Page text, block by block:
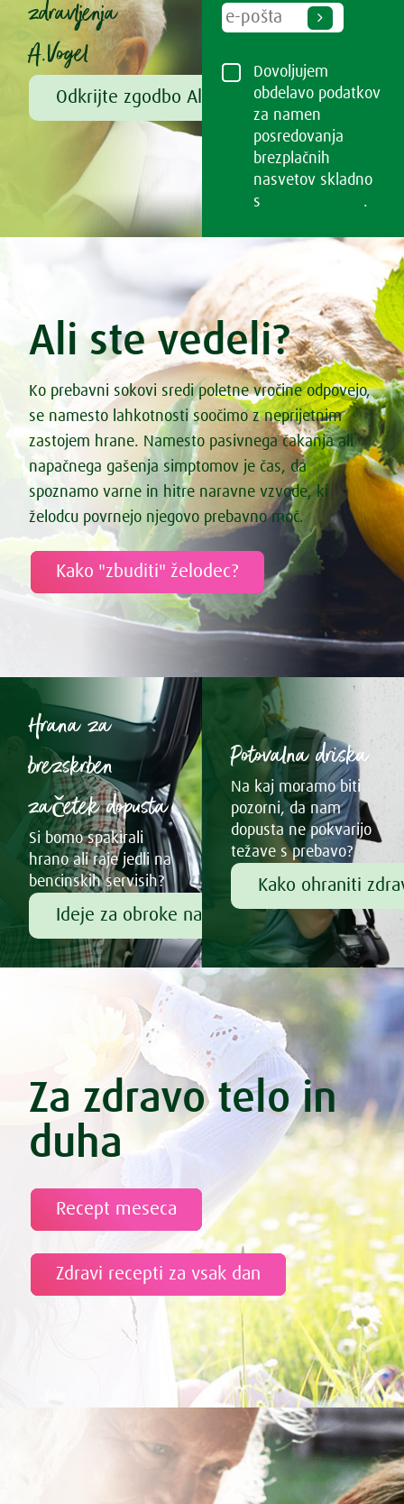
zdravljenja
A.Vogel
Odkrijte zgodbo Alfreda Vogla
Dovoljujem
obdelavo podatkov
za namen
posredovanja
brezplačnih
nasvetov skladno
s
.
Ali ste vedeli?
Ko prebavni sokovi sredi poletne vročine odpovejo,
se namesto lahkotnosti soočimo z neprijetnim
zastojem hrane. Namesto pasivnega čakanja ali
napačnega gašenja simptomov je čas, da
spoznamo varne in hitre naravne vzvode, ki
želodcu povrnejo njegovo prebavno moč.
Kako "zbuditi" želodec?
Hrana za
brezskrben
začetek dopusta
Si bomo spakirali
hrano ali raje jedli na
bencinskih servisih?
Ideje za obroke na poti
Potovalna driska
Na kaj moramo biti
pozorni, da nam
dopusta ne pokvarijo
težave s prebavo?
Kako ohraniti
Za zdravo telo in
duha
Recept meseca
Zdravi recepti za vsak dan